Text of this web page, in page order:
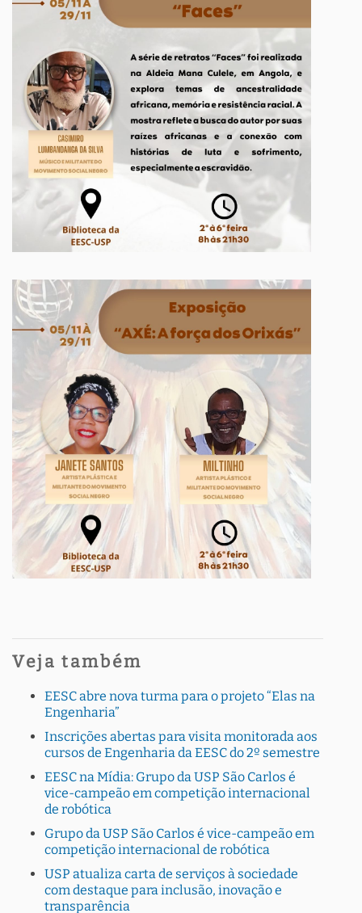
Veja também
EESC abre nova turma para o projeto “Elas na
Engenharia”
Inscrições abertas para visita monitorada aos
cursos de Engenharia da EESC do 2º semestre
EESC na Mídia: Grupo da USP São Carlos é
vice-campeão em competição internacional
de robótica
Grupo da USP São Carlos é vice-campeão em
competição internacional de robótica
USP atualiza carta de serviços à sociedade
com destaque para inclusão, inovação e
transparência